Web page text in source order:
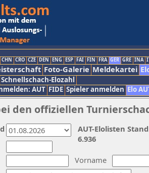
CHN CRO CZE DEN ENG ESP FAI FIN FRA GER GRE INA
Foto-Galerie Meldekartei
Schnellschach-Elozahl
AUT FIDE Spieler anmelden Elo
den offiziellen
Vorname
AUT-Elolisten
6.936